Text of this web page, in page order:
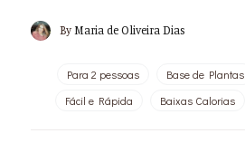
By Maria de Oliveira Dias
Para 2 pessoas Base de Plantas
Fácil e Rápida
Baixas Calorias